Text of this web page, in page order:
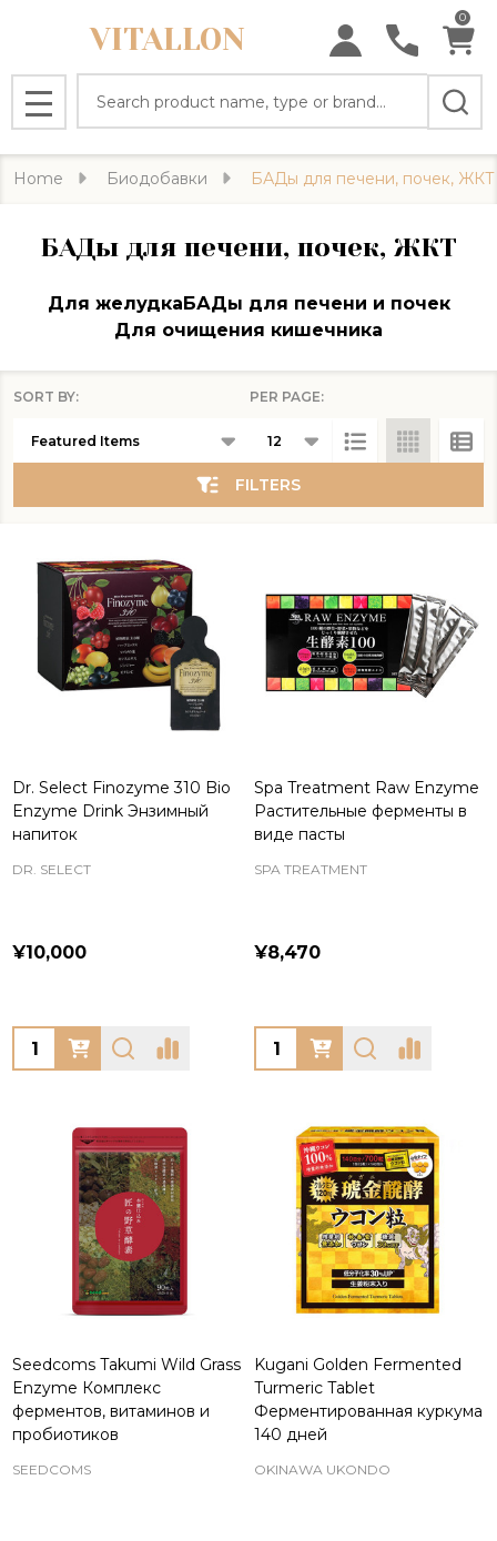
VITALLON
0
MENU
Home Биодобавки БАДы для печени, почек, ЖКТ
БАДы для печени, почек, ЖКТ
Для желудкаБАДы для печени и почек
Для очищения кишечника
List
SORT BY: PER PAGE:
FILTERS
Dr. Select Finozyme 310 Bio
Enzyme Drink Энзимный
напиток
DR. SELECT
¥10,000
Quantity:
Spa Treatment Raw Enzyme
Растительные ферменты в
виде пасты
SPA TREATMENT
¥8,470
Quantity:
Seedcoms Takumi Wild Grass
Enzyme Комплекс
ферментов, витаминов и
пробиотиков
SEEDCOMS
Kugani Golden Fermented
Turmeric Tablet
Ферментированная куркума
140 дней
OKINAWA UKONDO